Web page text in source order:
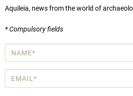
Aquileia, news from the world of
* Compulsory fields
Name
*
Email
*